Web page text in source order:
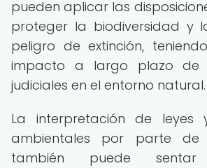
pueden aplicar las
proteger la biodiversidad y
peligro de extinción,
impacto a largo plazo de
judiciales en el entorno natural.
La interpretación de leyes
ambientales por parte de
también puede sentar